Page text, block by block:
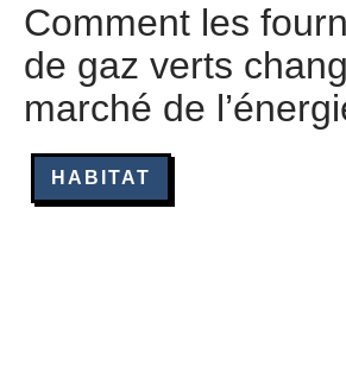
Comment les
de gaz verts
marché de
HABITAT